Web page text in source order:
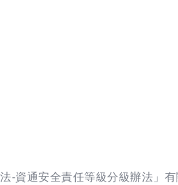
-資通安全責任等級分級辦法」